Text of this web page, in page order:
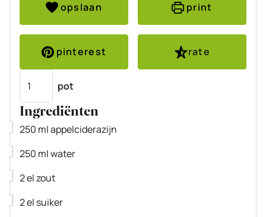
opslaan print
pinterest
rate
pot
Ingrediënten
▢
250 mlappelciderazijn
▢
250 mlwater
▢
2elzout
▢
2el suiker